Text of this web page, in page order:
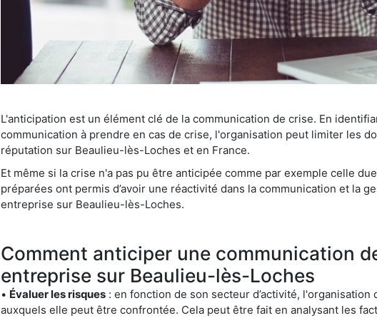
L'anticipation est un élément clé de la communication de crise. En
communication à prendre en cas de crise, l'organisation peut limiter les
réputation sur Beaulieu-lès-Loches et en France.
Et même si la crise n'a pas pu être anticipée comme par exemple celle
préparées ont permis d’avoir une réactivité dans la communication et la
entreprise sur Beaulieu-lès-Loches.
Comment anticiper une communication
entreprise sur Beaulieu-lès-Loches
• Évaluer les risques: en fonction de son secteur d’activité,
auxquels elle peut être confrontée. Cela peut être fait en analysant les